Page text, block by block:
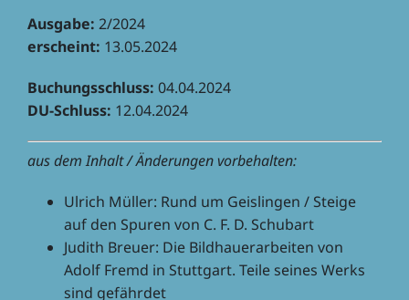
Ausgabe: 2/2024
erscheint: 13.05.2024
Buchungs­schluss: 04.04.2024
DU-Schluss: 12.04.2024
aus dem Inhalt / Ände­run­gen vorbehalten:
Ulrich Müller: Rund um Geis­lin­gen / Steige
auf den Spuren von C. F. D. Schubart
Judith Breuer: Die Bild­hau­er­ar­bei­ten von
Adolf Fremd in Stutt­gart. Teile seines Werks
sind gefährdet